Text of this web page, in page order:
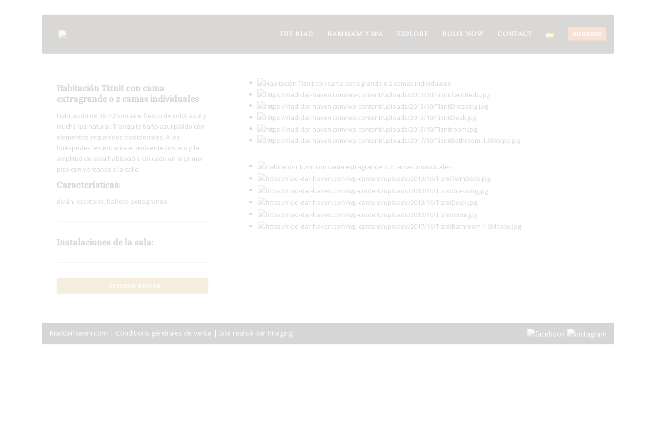
BOOKING
THE RIAD HAMMAM Y SPA EXPLORE BOOK NOW CONTACT
Habitación Tiznit con cama
extragrande o 2 camas individuales
Habitación de 36 m2 con aire fresco de color azul y
mucha luz natural. Tranquilo baño azul pálido con
elementos arqueados tradicionales. A los
huéspedes les encanta el ambiente costero y la
amplitud de esta habitación. Ubicado en el primer
piso con ventanas a la calle.
Características:
diván, escritorio, bañera extragrande.
Instalaciones de la sala:
RESERVA AHORA
Riaddarhaven.com | Conditions générales de vente | Site réalisé par Imaging